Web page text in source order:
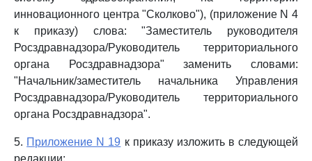
инновационного центра "Сколково"), (приложение N 4
к приказу) слова: "Заместитель руководителя
Росздравнадзора/Руководитель территориального
органа Росздравнадзора" заменить словами:
"Начальник/заместитель начальника Управления
Росздравнадзора/Руководитель территориального
органа Росздравнадзора".
5. Приложение N 19 к приказу изложить в следующей
редакции: